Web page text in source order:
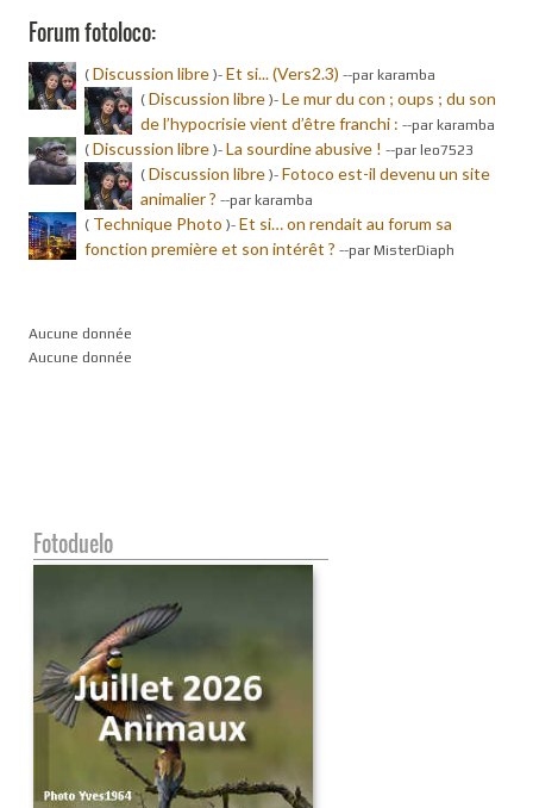
Forum fotoloco:
( Discussion libre )- Et si... (Vers2.3) --par karamba
( Discussion libre )- Le mur du con ; oups ; du son
de l’hypocrisie vient d’être franchi : --par karamba
( Discussion libre )- La sourdine abusive ! --par leo7523
( Discussion libre )- Fotoco est-il devenu un site
animalier ? --par karamba
( Technique Photo )- Et si… on rendait au forum sa
fonction première et son intérêt ? --par MisterDiaph
Aucune donnée
Aucune donnée
Fotoduelo